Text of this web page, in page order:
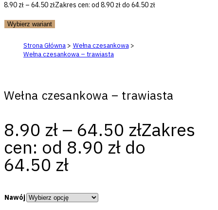
8.90 zł – 64.50 złZakres cen: od 8.90 zł do 64.50 zł
Wybierz wariant
Strona Główna > Wełna czesankowa >
Wełna czesankowa – trawiasta
Wełna czesankowa – trawiasta
8.90 zł – 64.50 złZakres
cen: od 8.90 zł do
64.50 zł
Nawój